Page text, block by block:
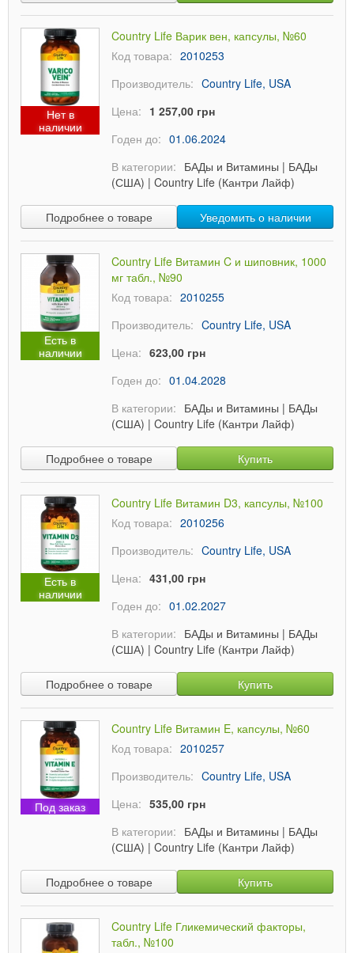
Нет в
наличии
Country Life Варик вен, капсулы, №60
Код товара: 2010253
Производитель: Country Life, USA
Цена: 1 257,00 грн
Годен до: 01.06.2024
В категории: БАДы и Витамины | БАДы
(США) | Country Life (Кантри Лайф)
Подробнее о товаре Уведомить о наличии
Есть в
наличии
Country Life Витамин C и шиповник, 1000
мг табл., №90
Код товара: 2010255
Производитель: Country Life, USA
Цена: 623,00 грн
Годен до: 01.04.2028
В категории: БАДы и Витамины | БАДы
(США) | Country Life (Кантри Лайф)
Подробнее о товаре Купить
Есть в
наличии
Country Life Витамин D3, капсулы, №100
Код товара: 2010256
Производитель: Country Life, USA
Цена: 431,00 грн
Годен до: 01.02.2027
В категории: БАДы и Витамины | БАДы
(США) | Country Life (Кантри Лайф)
Подробнее о товаре Купить
Под заказ
Country Life Витамин E, капсулы, №60
Код товара: 2010257
Производитель: Country Life, USA
Цена: 535,00 грн
В категории: БАДы и Витамины | БАДы
(США) | Country Life (Кантри Лайф)
Подробнее о товаре Купить
Country Life Гликемический факторы,
табл., №100